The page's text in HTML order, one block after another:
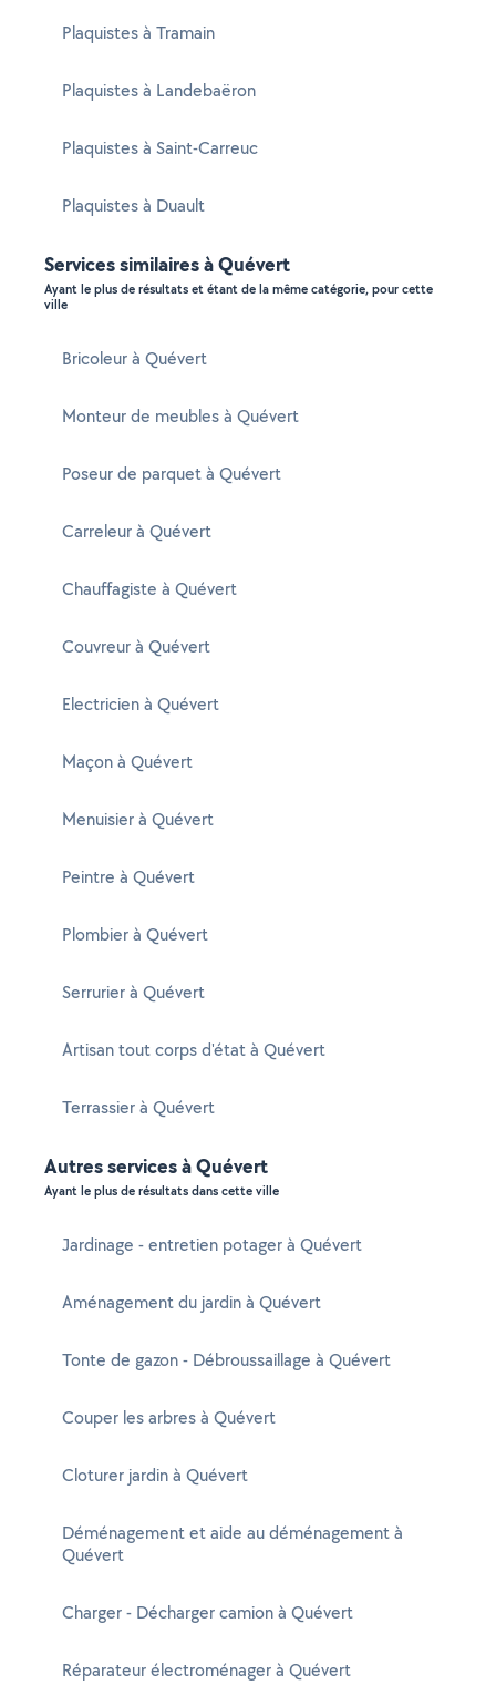
Plaquistes à Tramain
Plaquistes à Landebaëron
Plaquistes à Saint-Carreuc
Plaquistes à Duault
Services similaires à Quévert
Ayant le plus de résultats et étant de la même catégorie, pour cette
ville
Bricoleur à Quévert
Monteur de meubles à Quévert
Poseur de parquet à Quévert
Carreleur à Quévert
Chauffagiste à Quévert
Couvreur à Quévert
Electricien à Quévert
Maçon à Quévert
Menuisier à Quévert
Peintre à Quévert
Plombier à Quévert
Serrurier à Quévert
Artisan tout corps d'état à Quévert
Terrassier à Quévert
Autres services à Quévert
Ayant le plus de résultats dans cette ville
Jardinage - entretien potager à Quévert
Aménagement du jardin à Quévert
Tonte de gazon - Débroussaillage à Quévert
Couper les arbres à Quévert
Cloturer jardin à Quévert
Déménagement et aide au déménagement à
Quévert
Charger - Décharger camion à Quévert
Réparateur électroménager à Quévert